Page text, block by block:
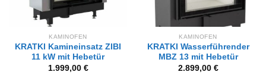
KAMINOFEN
KRATKI Kamineinsatz ZIBI
11 kW mit Hebetür
1.999,00 €
KAMINOFEN
KRATKI Wasserführender
MBZ 13 mit Hebetür
2.899,00 €